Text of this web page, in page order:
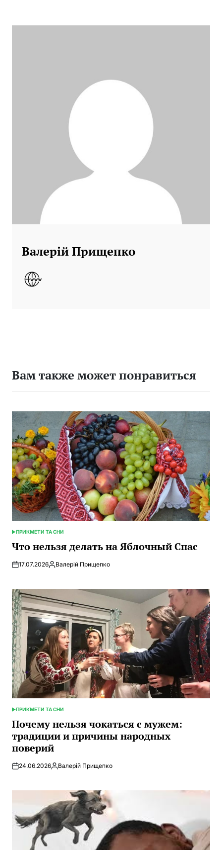
Валерій Прищепко
Вам также может понравиться
ОПУБЛИКОВАНО
В
ПРИКМЕТИ ТА СНИ
Что нельзя делать на Яблочный Спас
17.07.2026Запись
Валерій Прищепко
ОПУБЛИКОВАНО
В
ПРИКМЕТИ ТА СНИ
Почему нельзя чокаться с мужем:
традиции и причины народных
поверий
24.06.2026Запись
Валерій Прищепко